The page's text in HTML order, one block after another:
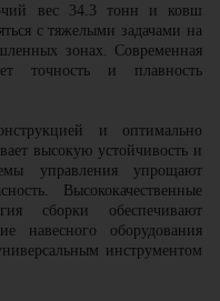
вес 34.3 тонн и ковш
с тяжелыми задачами на
зонах. Современная
точность и плавность
и оптимально
высокую устойчивость и
управления упрощают
Высококачественные
сборки обеспечивают
навесного оборудования
инструментом